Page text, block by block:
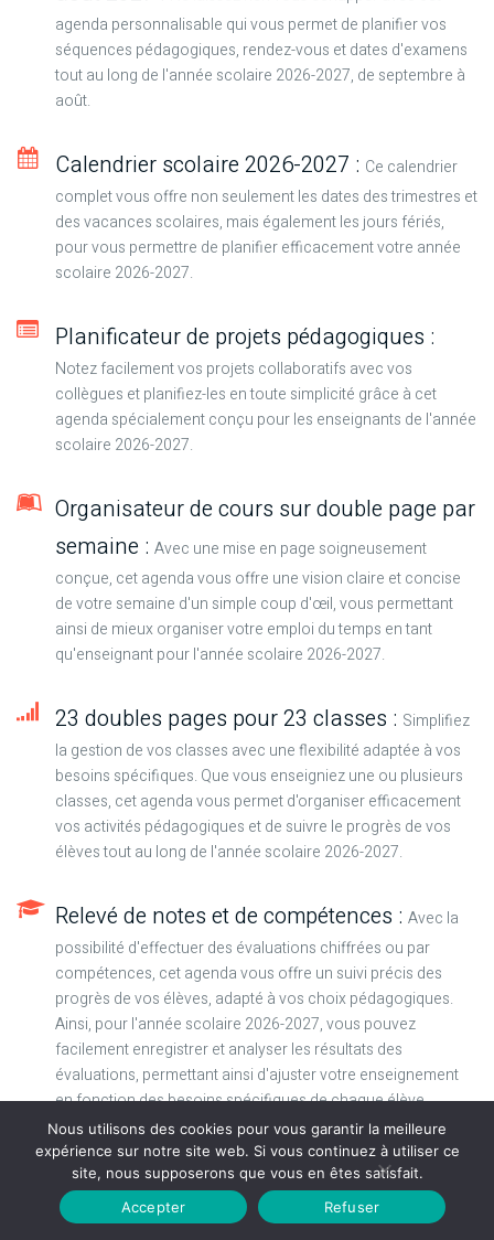
agenda personnalisable qui vous permet de planifier vos
séquences pédagogiques, rendez-vous et dates d'examens
tout au long de l'année scolaire 2026-2027, de septembre à
août.
Calendrier scolaire 2026-2027 : Ce calendrier
complet vous offre non seulement les dates des trimestres et
des vacances scolaires, mais également les jours fériés,
pour vous permettre de planifier efficacement votre année
scolaire 2026-2027.
Planificateur de projets pédagogiques :
Notez facilement vos projets collaboratifs avec vos
collègues et planifiez-les en toute simplicité grâce à cet
agenda spécialement conçu pour les enseignants de l'année
scolaire 2026-2027.
Organisateur de cours sur double page par
semaine : Avec une mise en page soigneusement
conçue, cet agenda vous offre une vision claire et concise
de votre semaine d'un simple coup d'œil, vous permettant
ainsi de mieux organiser votre emploi du temps en tant
qu'enseignant pour l'année scolaire 2026-2027.
23 doubles pages pour 23 classes : Simplifiez
la gestion de vos classes avec une flexibilité adaptée à vos
besoins spécifiques. Que vous enseigniez une ou plusieurs
classes, cet agenda vous permet d'organiser efficacement
vos activités pédagogiques et de suivre le progrès de vos
élèves tout au long de l'année scolaire 2026-2027.
Relevé de notes et de compétences : Avec la
possibilité d'effectuer des évaluations chiffrées ou par
compétences, cet agenda vous offre un suivi précis des
progrès de vos élèves, adapté à vos choix pédagogiques.
Ainsi, pour l'année scolaire 2026-2027, vous pouvez
facilement enregistrer et analyser les résultats des
évaluations, permettant ainsi d'ajuster votre enseignement
en fonction des besoins spécifiques de chaque élève.
Carnet de notes pour les conseils de
classes :Centralisez toutes les remarques et
Nous utilisons des cookies pour vous garantir la meilleure
expérience sur notre site web. Si vous continuez à utiliser ce
site, nous supposerons que vous en êtes satisfait.
Accepter
Refuser